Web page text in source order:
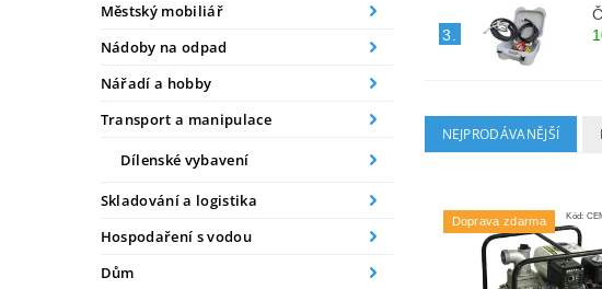
Městský mobiliář
Nádoby na odpad
Nářadí a hobby
Transport a manipulace
Dílenské vybavení
Skladování a logistika
Hospodaření s vodou
Dům
3.
NEJPRODÁVANĚJŠÍ
Doprava zdarma Kód: